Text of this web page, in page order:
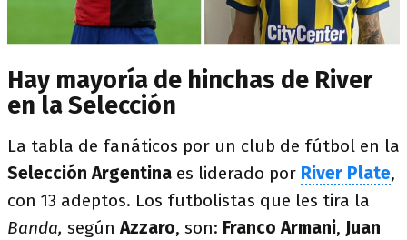
Hay mayoría de hinchas de River
en la Selección
La tabla de fanáticos por un club de fútbol en la
Selección Argentina es liderado por River Plate,
con 13 adeptos. Los futbolistas que les tira la
Banda, segúnAzzaro, son: Franco Armani, Juan